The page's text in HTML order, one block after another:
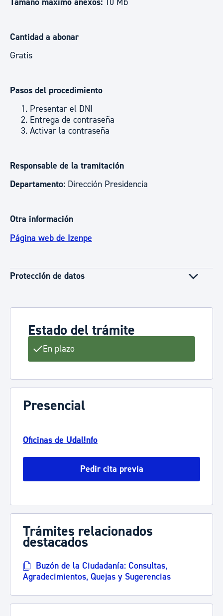
Cantidad a abonar
Gratis
Pasos del procedimiento
Presentar el DNI
Entrega de contraseña
Activar la contraseña
Responsable de la tramitación
Departamento: Dirección Presidencia
Otra información
Página web de Izenpe
Protección de datos
Estado del trámite
En plazo
Presencial
Oficinas de Udal!nfo
Pedir cita previa
Trámites relacionados
destacados
Buzón de la Ciudadanía: Consultas,
Agradecimientos, Quejas y Sugerencias